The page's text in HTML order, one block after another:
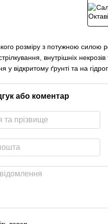
розміру з потужною силою
внутрішніх
у відкритому ґрунті та на
або коментар